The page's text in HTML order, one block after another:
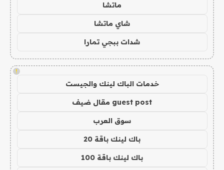
ماتشا
شاي ماتشا
شدات ببجي تمارا
!
خدمات الباك لينك والجيست
guest post مقال ضيف
سوق العرب
باك لينك باقة 20
باك لينك باقة 100